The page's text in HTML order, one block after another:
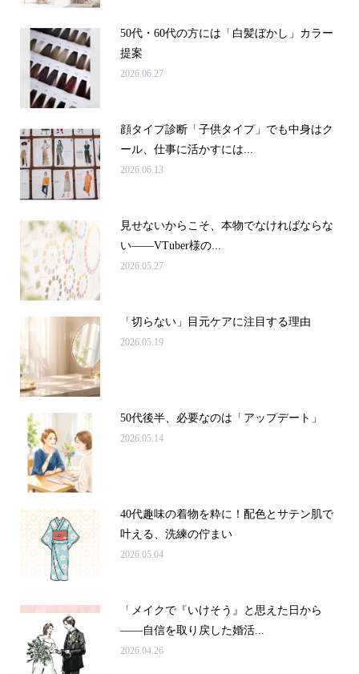
50代・60代の方には「白髪ぼかし」カラー
提案
2026.06.27
顔タイプ診断「子供タイプ」でも中身はク
ール、仕事に活かすには...
2026.06.13
見せないからこそ、本物でなければならな
い――VTuber様の...
2026.05.27
「切らない」目元ケアに注目する理由
2026.05.19
50代後半、必要なのは「アップデート」
2026.05.14
40代趣味の着物を粋に！配色とサテン肌で
叶える、洗練の佇まい
2026.05.04
「メイクで『いけそう』と思えた日から
——自信を取り戻した婚活...
2026.04.26